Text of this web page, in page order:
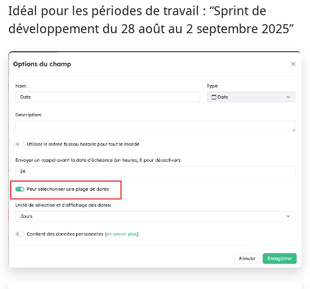
Idéal pour les périodes de travail : “Sprint de
développement du 28 août au 2 septembre 2025”